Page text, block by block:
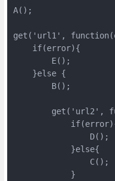
A();
get('url1',
    if(error){
        E();
    }else {
        B();
get('url2',
                D();
            }else{
                C();
            }